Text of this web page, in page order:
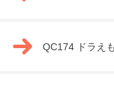
QC174 ドラえ